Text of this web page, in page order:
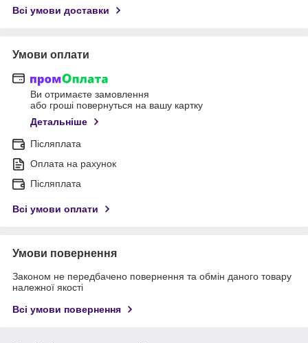
Всі умови доставки
Умови оплати
Ви отримаєте замовлення
або гроші повернуться на вашу картку
Детальніше
Післяплата
Оплата на рахунок
Післяплата
Всі умови оплати
Умови повернення
Законом не передбачено повернення та обмін даного товару
належної якості
Всі умови повернення